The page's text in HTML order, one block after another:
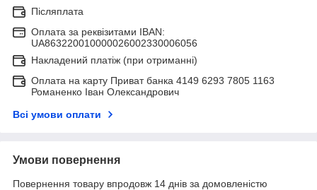
Післяплата
Оплата за реквізитами IBAN:
UA863220010000026002330006056
Накладений платіж (при отриманні)
Оплата на карту Приват банка 4149 6293 7805 1163
Романенко Іван Олександрович
Всі умови оплати
Умови повернення
Повернення товару впродовж 14 днів за домовленістю